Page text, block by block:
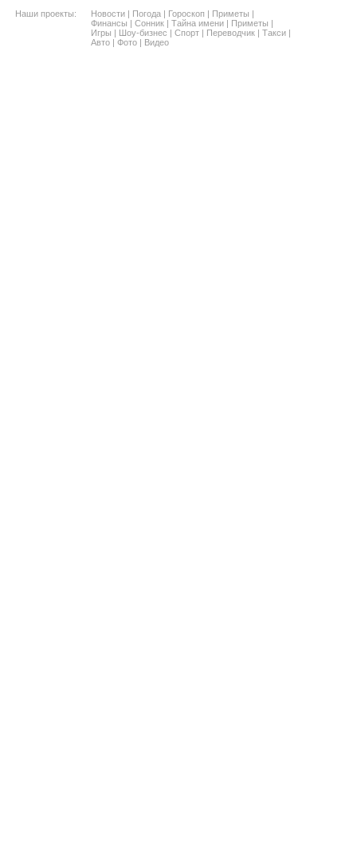
Наши проекты:
Новости | Погода | Гороскоп | Приметы |
Финансы | Сонник | Тайна имени | Приметы |
Игры | Шоу-бизнес | Спорт | Переводчик | Такси |
Авто | Фото | Видео